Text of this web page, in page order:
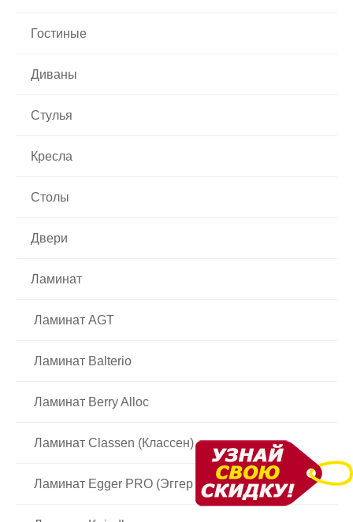
Гостиные
Диваны
Стулья
Кресла
Столы
Двери
Ламинат
Ламинат AGT
Ламинат Balterio
Ламинат Berry Alloc
Ламинат Classen (Классен)
Ламинат Egger PRO (Эггер ПРО)